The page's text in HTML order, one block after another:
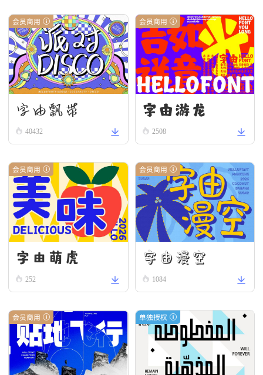
会员商用
字由飘带
40432
会员商用
字由游龙
2508
会员商用
字由萌虎
252
会员商用
字由漫空
1084
会员商用 单独授权